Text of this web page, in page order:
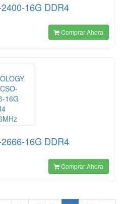
16G DDR4
Comprar Ahora
16G DDR4
Comprar Ahora